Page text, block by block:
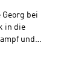
bei
in die
und
zu